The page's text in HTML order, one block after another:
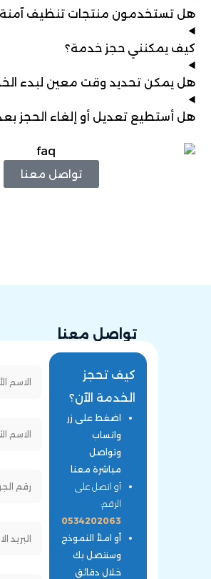
هل تستخدمون منتجات تنظيف آمنة
كيف يمكنني حجز خدمة؟
هل يمكن تحديد وقت معين لبدء
هل أستطيع تعديل أو إلغاء الحجز
تواصل معنا
تواصل معنا
كيف تحجز
الخدمة الآن؟
اضغط على زر
واتساب
وتواصل
مباشرة معنا
أو اتصل على
الرقم:
0534202063
أو املأ النموذج
وسنتصل بك
خلال دقائق